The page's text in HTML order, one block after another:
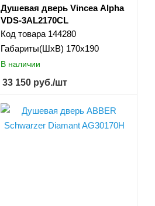
Душевая дверь Vincea Alpha
VDS-3AL2170CL
Код товара 144280
Габариты(ШхВ) 170x190
В наличии
33 150руб./шт